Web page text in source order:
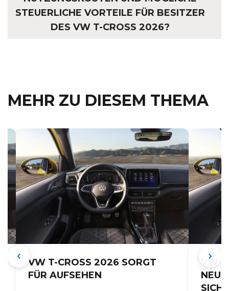
STEUERLICHE VORTEILE FÜR BESITZER
DES VW T-CROSS 2026?
MEHR ZU DIESEM THEMA
VW T-CROSS 2026 SORGT
FÜR AUFSEHEN
VW